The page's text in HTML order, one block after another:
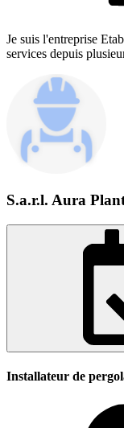
Je suis l'entreprise
services depuis
S.a.r.l. Aura
Installateur de